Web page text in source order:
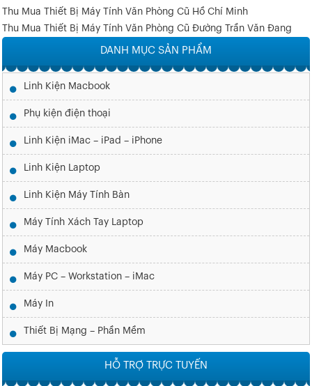
Thu Mua Thiết Bị Máy Tính Văn Phòng Cũ Hồ Chí Minh
Thu Mua Thiết Bị Máy Tính Văn Phòng Cũ Đường Trần Văn Đang
DANH MỤC SẢN PHẨM
Linh Kiện Macbook
Phụ kiện điện thoại
Linh Kiện iMac – iPad – iPhone
Linh Kiện Laptop
Linh Kiện Máy Tính Bàn
Máy Tính Xách Tay Laptop
Máy Macbook
Máy PC – Workstation – iMac
Máy In
Thiết Bị Mạng – Phần Mềm
HỖ TRỢ TRỰC TUYẾN